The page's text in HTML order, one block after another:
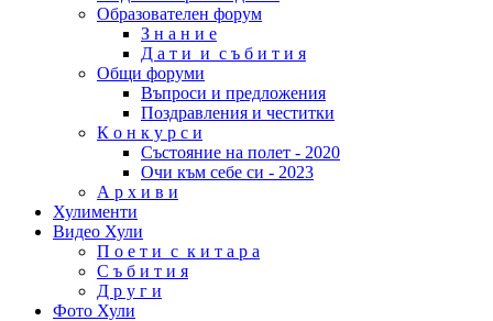
Образователен форум
З н а н и е
Д а т и и с ъ б и т и я
Общи форуми
Въпроси и предложения
Поздравления и честитки
К о н к у р с и
Състояние на полет - 2020
Очи към себе си - 2023
А р х и в и
Хулименти
Видео Хули
П о е т и с к и т а р а
С ъ б и т и я
Д р у г и
Фото Хули